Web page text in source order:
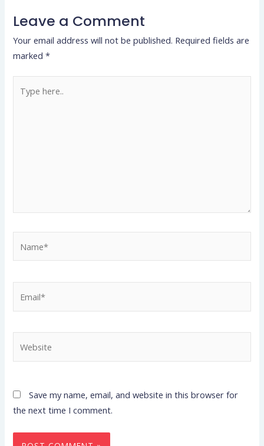
Leave a Comment
Your email address will not be published. Required fields are
marked*
here..
Save my name, email, and website in this browser for
the next time I comment.